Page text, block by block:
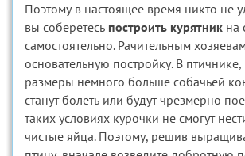
Поэтому в настоящее время никто не
вы соберетесь построить курятник на
самостоятельно. Рачительным
основательную постройку. В
размеры немного больше собачьей
станут болеть или будут чрезмерно
таких условиях курочки не смогут
чистые яйца. Поэтому, решив